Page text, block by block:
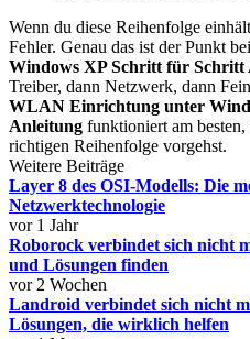
Wenn du diese Reihenfolge
Fehler. Genau das ist der Punkt
Windows XP Schritt für Schritt
Treiber, dann Netzwerk, dann
WLAN Einrichtung unter
Anleitung funktioniert am
richtigen Reihenfolge vorgehst.
Weitere Beiträge
Layer 8 des OSI-Modells: Die
Netzwerktechnologie
vor 1 Jahr
Roborock verbindet sich nicht
und Lösungen finden
vor 2 Wochen
Landroid verbindet sich nicht
Lösungen, die wirklich helfen